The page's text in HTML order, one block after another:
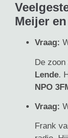
Meijer
Vraag:
De
Lende.
NPO
Vraag:
Frank